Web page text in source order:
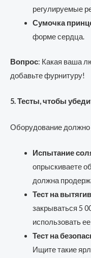
регулируемые
Сумочка
форме сердца.
Вопрос: Какая ваша
добавьте фурнитуру!
5. Тесты, чтобы
Оборудование должно
Испытание
опрыскиваете
должна
Тест на
закрываться 5
использовать
Тест на
Ищите такие